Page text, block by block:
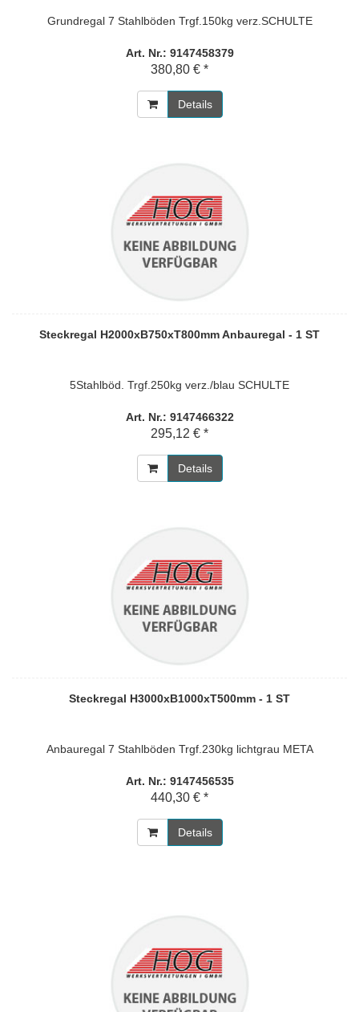
Grundregal 7 Stahlböden Trgf.150kg verz.SCHULTE
Art. Nr.: 9147458379
380,80 € *
Details
Steckregal H2000xB750xT800mm Anbauregal - 1 ST
5Stahlböd. Trgf.250kg verz./blau SCHULTE
Art. Nr.: 9147466322
295,12 € *
Details
Steckregal H3000xB1000xT500mm - 1 ST
Anbauregal 7 Stahlböden Trgf.230kg lichtgrau META
Art. Nr.: 9147456535
440,30 € *
Details